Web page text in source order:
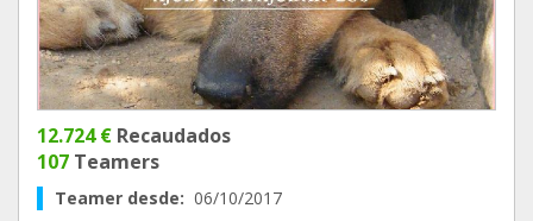
12.724 € Recaudados
107 Teamers
Teamer desde: 06/10/2017